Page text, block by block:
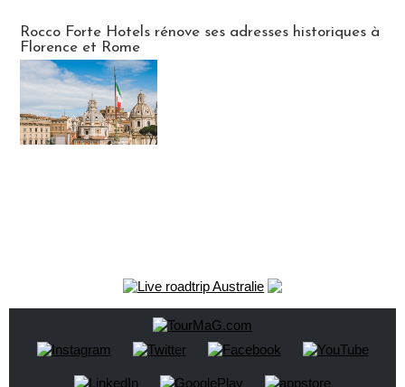
Rocco Forte Hotels rénove ses adresses historiques à
Florence et Rome